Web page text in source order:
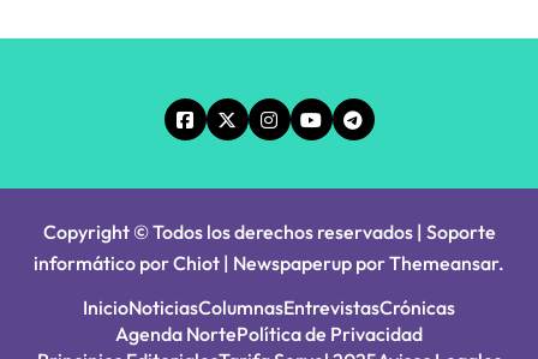
Copyright © Todos los derechos reservados | Soporte
informático por Chiot | Newspaperup porThemeansar.
InicioNoticiasColumnasEntrevistasCrónicas
Agenda NortePolítica de Privacidad